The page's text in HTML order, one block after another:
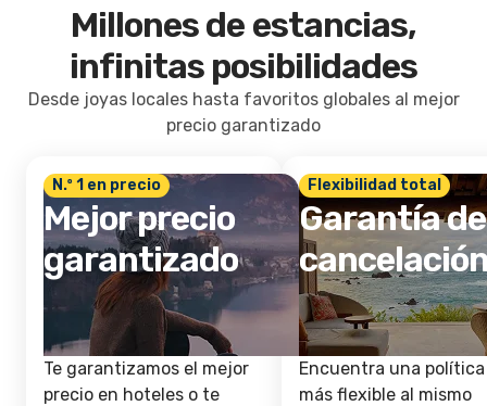
Millones de estancias,
infinitas posibilidades
Desde joyas locales hasta favoritos globales al mejor
precio garantizado
N.º 1 en precio
Mejor precio
garantizado
Te garantizamos el mejor
precio en hoteles o te
Flexibilidad total
Garantía de
Encuentra una política
más flexible al mismo